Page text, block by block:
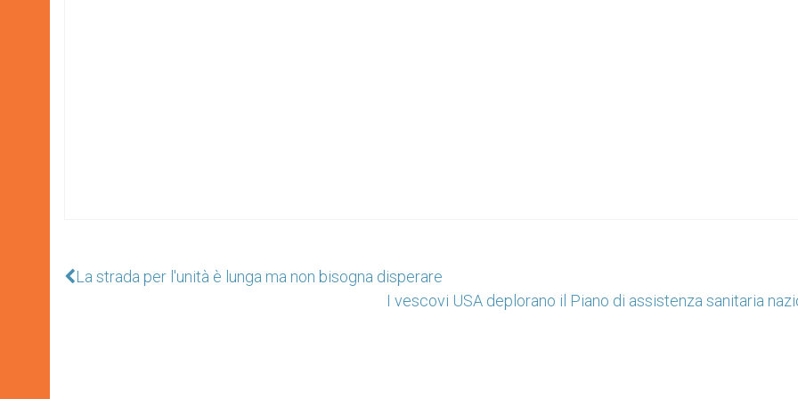
La strada per l'unità è lunga ma non bisogna disperare
I vescovi USA deplorano il Piano di assistenza sanitaria